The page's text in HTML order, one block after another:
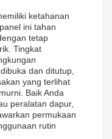
ketahanan
ini tahan
tetap
Tingkat
dan ditutup,
yang terlihat
Baik Anda
peralatan dapur,
permukaan
rutin